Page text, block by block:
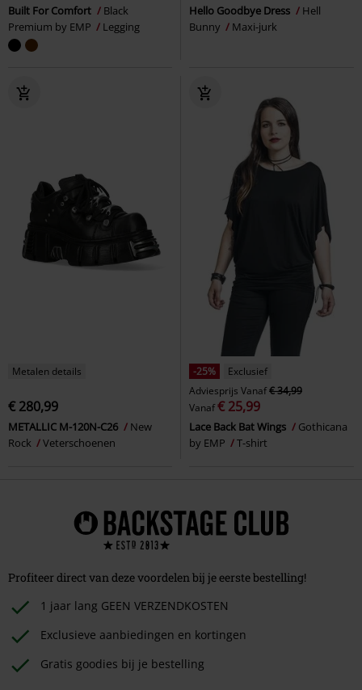
Built For Comfort
Black
Premium by EMP
Legging
Hello Goodbye Dress
Hell
Bunny
Maxi-jurk
Metalen details
€ 280,99
METALLIC M-120N-C26
New
Rock
Veterschoenen
-25%
Exclusief
Adviesprijs Vanaf€ 34,99
Vanaf€ 25,99
Lace Back Bat Wings
Gothicana
by EMP
T-shirt
Profiteer direct van deze voordelen bij je eerste bestelling!
1 jaar lang GEEN VERZENDKOSTEN
Exclusieve aanbiedingen en kortingen
Gratis goodies bij je bestelling